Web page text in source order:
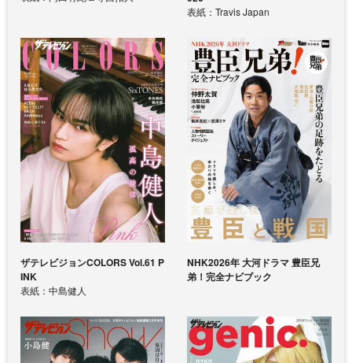
表紙：Travis Japan
ザテレビジョンCOLORS Vol.61 P
INK
表紙：中島健人
NHK2026年 大河ドラマ 豊臣兄
弟！完全ナビブック